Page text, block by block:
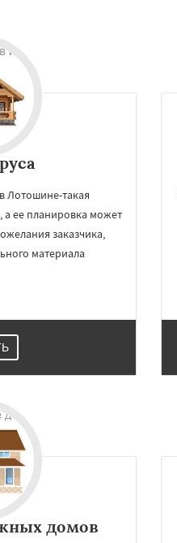
Лотошине-такая
а ее планировка может
заказчика,
материала
домов